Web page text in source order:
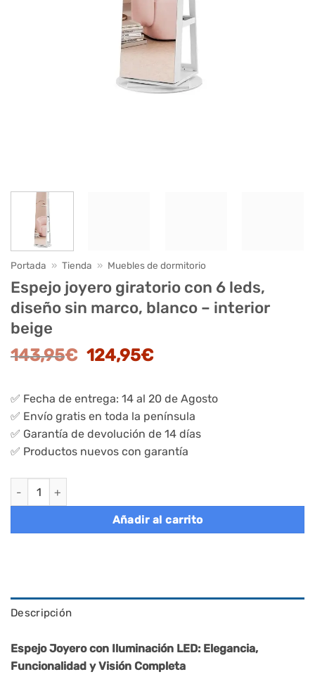
Portada » Tienda » Muebles de dormitorio
Espejo joyero giratorio con 6 leds,
diseño sin marco, blanco – interior
beige
143,95€ El
era:
143,95€.
124,95€El
es:
124,95€.
✅ Fecha de entrega: 14 al 20 de Agosto
✅ Envío gratis en toda la península
✅ Garantía de devolución de 14 días
✅ Productos nuevos con garantía
Espejo joyero giratorio con 6 leds, diseño sin marco, blanco -
Añadir al carrito
Descripción
Espejo Joyero con Iluminación LED: Elegancia,
Funcionalidad y Visión Completa